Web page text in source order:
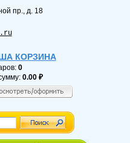
пр., д. 18
КОРЗИНА
0
0.00